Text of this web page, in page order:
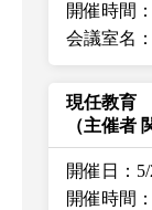
開催時間
会議室名
現任教育
（主催者
開催日：5/
開催時間